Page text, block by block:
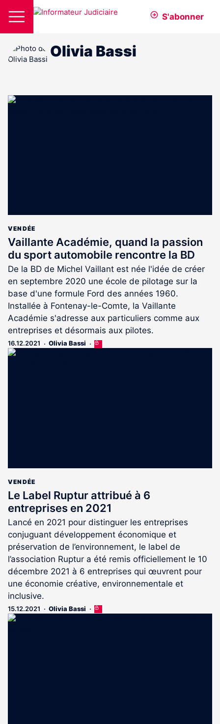
S'abonner
Olivia Bassi
VENDÉE
Vaillante Académie, quand la passion
du sport automobile rencontre la BD
De la BD de Michel Vaillant est née l'idée de créer
en septembre 2020 une école de pilotage sur la
base d'une formule Ford des années 1960.
Installée à Fontenay-le-Comte, la Vaillante
Académie s'adresse aux particuliers comme aux
entreprises et désormais aux pilotes.
16.12.2021 Olivia Bassi
Cet
VENDÉE
Le Label Ruptur attribué à 6
entreprises en 2021
Lancé en 2021 pour distinguer les entreprises
conjuguant développement économique et
préservation de l’environnement, le label de
l’association Ruptur a été remis officiellement le 10
décembre 2021 à 6 entreprises qui œuvrent pour
une économie créative, environnementale et
inclusive.
15.12.2021 Olivia Bassi
Cet